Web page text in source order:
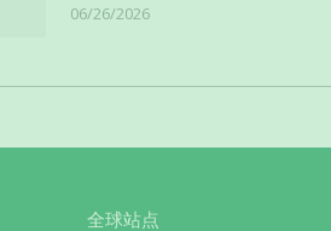
06/26/2026
全球站点